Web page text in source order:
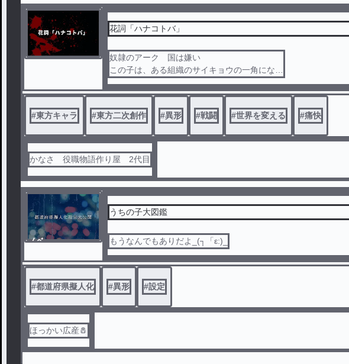
花詞「ハナコトバ」
奴隷のアーク 国は嫌い
この子は、ある組織のサイキョウの一角になり
「世界を変える」
それまでの変えるまでの物語
#東方キャラ #東方二次創作 #異形 #戦闘 #世界を変える #痛快
かなさ 役職物語作り屋 2代目
ノベ
うちの子大図鑑
もうなんでもありだよ_(┐「ε:)_
#都道府県擬人化 #異形 #設定
ほっかい広産🧂